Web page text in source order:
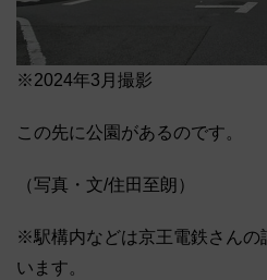
※2024年3月撮影
この先に公園があるのです。
（写真・文/住田至朗）
※駅構内などは京王電鉄さんの
います。